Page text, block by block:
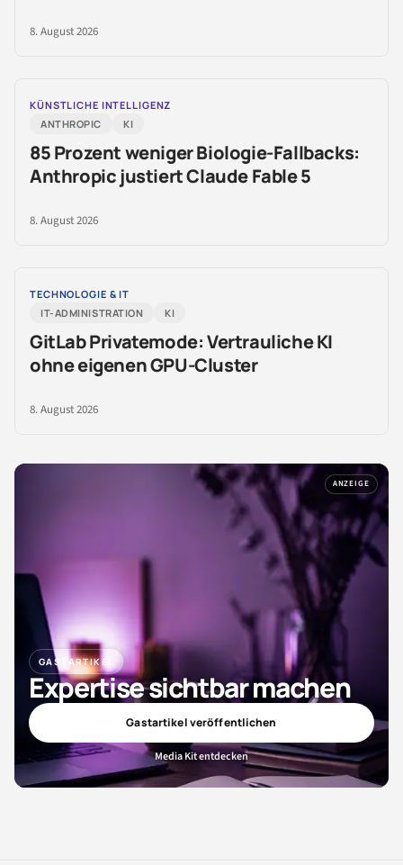
8. August 2026
KÜNSTLICHE INTELLIGENZ
ANTHROPIC
KI
85 Prozent weniger Biologie-Fallbacks:
Anthropic justiert Claude Fable 5
8. August 2026
TECHNOLOGIE & IT
IT-ADMINISTRATION
KI
GitLab Privatemode: Vertrauliche KI
ohne eigenen GPU-Cluster
8. August 2026
ANZEIGE
GASTARTIKEL
Expertise sichtbar machen
Gastartikel veröffentlichen
Media Kit entdecken